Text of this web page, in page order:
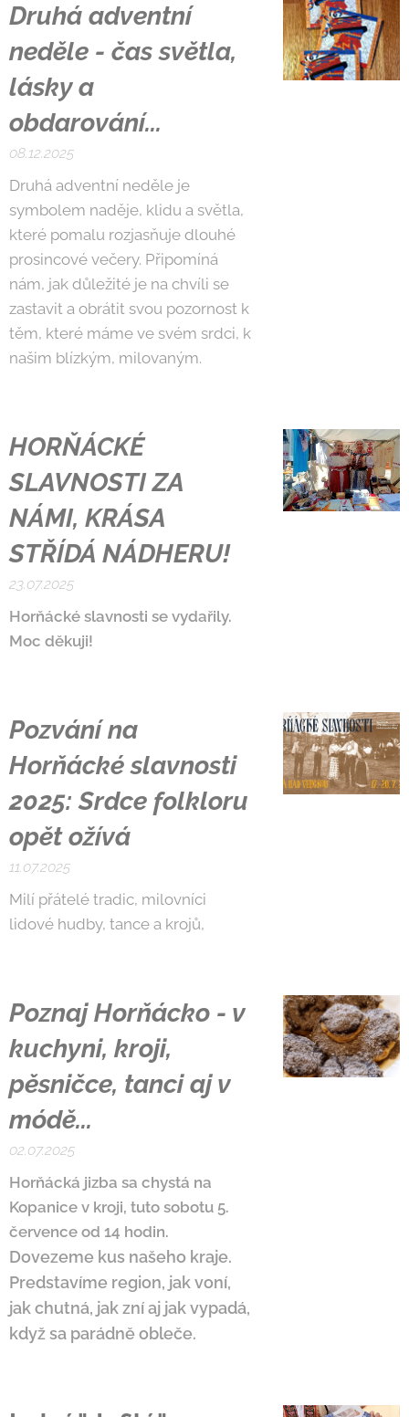
Druhá adventní
neděle - čas světla,
lásky a
obdarování...
08.12.2025
Druhá adventní neděle je
symbolem naděje, klidu a světla,
které pomalu rozjasňuje dlouhé
prosincové večery. Připomíná
nám, jak důležité je na chvíli se
zastavit a obrátit svou pozornost k
těm, které máme ve svém srdci, k
našim blízkým, milovaným.
HORŇÁCKÉ
SLAVNOSTI ZA
NÁMI, KRÁSA
STŘÍDÁ NÁDHERU!
23.07.2025
Horňácké slavnosti se vydařily.
Moc děkuji!
Pozvání na
Horňácké slavnosti
2025: Srdce folkloru
opět ožívá
11.07.2025
Milí přátelé tradic, milovníci
lidové hudby, tance a krojů,
Poznaj Horňácko - v
kuchyni, kroji,
pěsničce, tanci aj v
módě...
02.07.2025
Horňácká jizba sa chystá na
Kopanice v kroji, tuto sobotu 5.
července od 14 hodin.
Dovezeme kus našeho kraje.
Predstavíme region, jak voní,
jak chutná, jak zní aj jak vypadá,
když sa parádně obleče.